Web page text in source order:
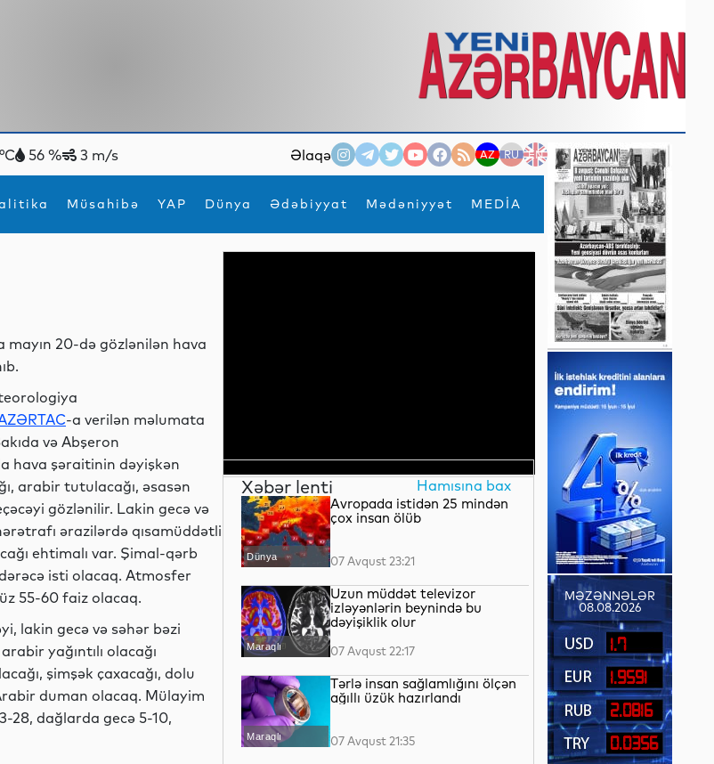
56 % 3 m/s Əlaqə AZ RU EN
Müsahibə YAP Dünya Ədəbiyyat Mədəniyyət MEDİA
×
mayın 20-də gözlənilən hava
-a verilən məlumata
və Abşeron
hava şəraitinin dəyişkən
arabir tutulacağı, əsasən
gözlənilir. Lakin gecə və
ərazilərdə qısamüddətli
ehtimalı var. Şimal-qərb
isti olacaq. Atmosfer
55-60 faiz olacaq.
lakin gecə və səhər bəzi
yağıntılı olacağı
şimşək çaxacağı, dolu
duman olacaq. Mülayim
28, dağlarda gecə 5-10,
Xəbər lenti Hamısına bax
Dünya
Avropada istidən 25 mindən
çox insan ölüb
07 Avqust 23:21
Maraqlı
Uzun müddət televizor
izləyənlərin beynində bu
dəyişiklik olur
07 Avqust 22:17
Maraqlı
Tərlə insan sağlamlığını ölçən
ağıllı üzük hazırlandı
07 Avqust 21:35
MƏZƏNNƏLƏR
08.08.2026
1.7
1.9591
2.0816
0.0356